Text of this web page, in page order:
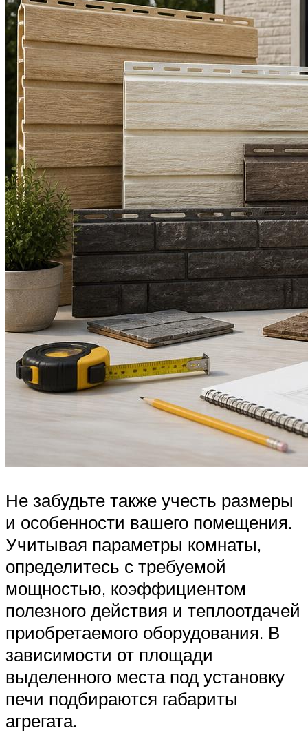
Не забудьте также учесть размеры
и особенности вашего помещения.
Учитывая параметры комнаты,
определитесь с требуемой
мощностью, коэффициентом
полезного действия и теплоотдачей
приобретаемого оборудования. В
зависимости от площади
выделенного места под установку
печи подбираются габариты
агрегата.